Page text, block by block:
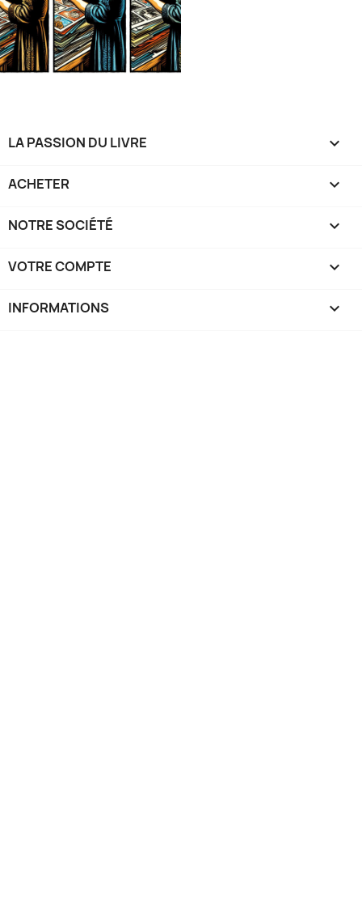
LA PASSION DU LIVRE 
ACHETER 
NOTRE SOCIÉTÉ 
VOTRE COMPTE 
INFORMATIONS keyboard_arrow_down